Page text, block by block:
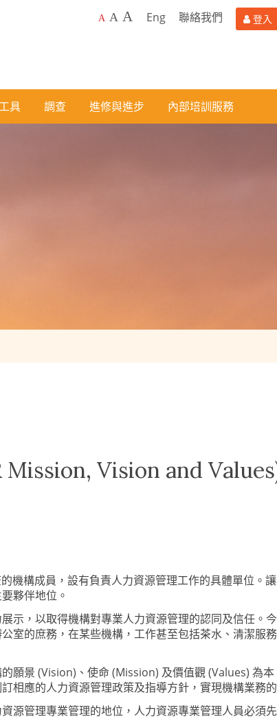
A A A Eng 聯絡我們 登入
具 調查 進修與進步 內部培訓服務
Vision and
機構成員，設有負責人力資源管理工作的具體單位。
夥伴地位。
示，以取得機構對專業人力資源管理的認同及信任。
室的庶務，在某些機構，工作甚至包括茶水、清潔服
願景 (Vision) 、使命(Mission) 及價值觀(Values) 為
訂相應的人力資源管理政策及指導方針，實現機構業務
源管理專業管理的地位，人力資源專業管理人員必須